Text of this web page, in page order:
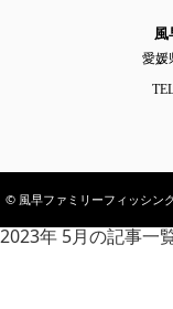
風
愛媛
© 風早ファミリーフィッシン
2023年 5月の記事一